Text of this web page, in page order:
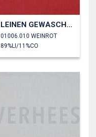
LEINEN GEWASCHEN 170 GM2
01006.010 WEINROT
89%LI/11%CO